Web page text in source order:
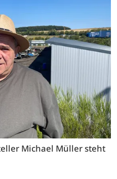
Michael Müller steht